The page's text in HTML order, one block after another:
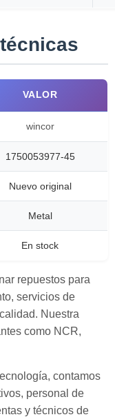
VALOR
wincor
1750053977-45
Nuevo original
Metal
En stock
repuestos para
servicios de
Nuestra
como NCR,
contamos
personal de
y técnicos de